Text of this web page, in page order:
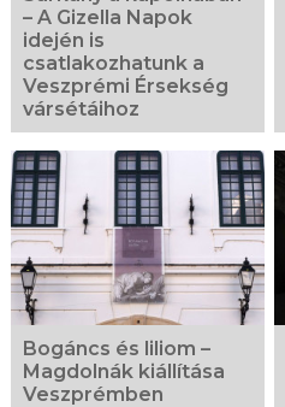
– A Gizella Napok
idején is
csatlakozhatunk a
Veszprémi Érsekség
vársétáihoz
Bogáncs és liliom –
Magdolnák kiállítása
Veszprémben